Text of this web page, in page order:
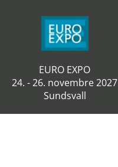
EURO EXPO
24. - 26. novembre 2027
Sundsvall